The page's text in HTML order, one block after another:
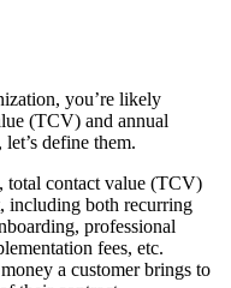
you’re likely
(TCV) and annual
define them.
total contact value (TCV)
including both recurring
professional
fees, etc.
a customer brings to